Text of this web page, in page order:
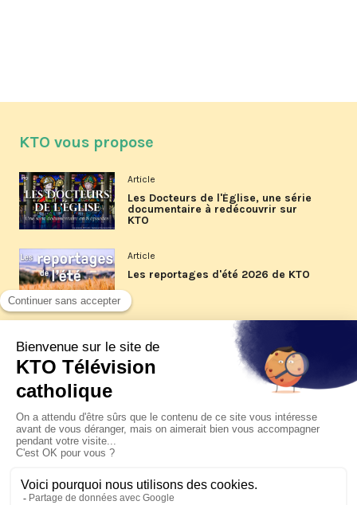
KTO vous propose
Article
Les Docteurs de l'Église, une série
documentaire à redécouvrir sur
KTO
Article
Les reportages d'été 2026 de KTO
La visite pastorale du pape Léon
XIV à Assise à suivre sur KTO le
jeudi 6 août
Le pape en Uruguay, Argentine et
Pérou du 6 au 17 novembre 2026